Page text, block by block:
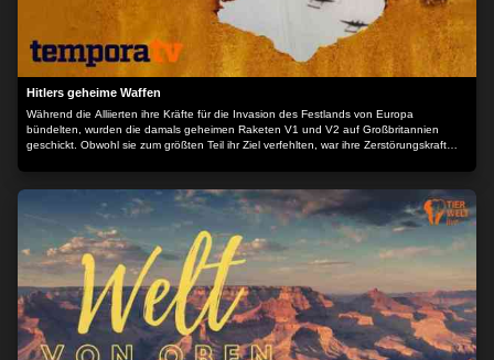
Hitlers geheime Waffen
Während die Alliierten ihre Kräfte für die Invasion des Festlands von Europa
bündelten, wurden die damals geheimen Raketen V1 und V2 auf Großbritannien
geschickt. Obwohl sie zum größten Teil ihr Ziel verfehlten, war ihre Zerstörungskraft
Feinde voran, um den Krieg doch noch zu gewinnen. Wären sie zum Einsatz
gekommen, hätte der Krieg eine überraschende Wende genommen. Der Inhalt wird
bereitgestellt von: PLAION PICTURES GmbH, Lochhamer Str. 9, 82152